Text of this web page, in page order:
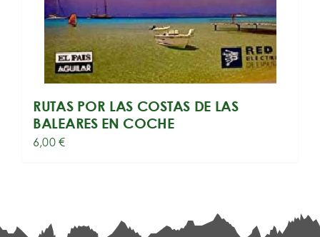
RUTAS POR LAS COSTAS DE LAS
BALEARES EN COCHE
6,00€